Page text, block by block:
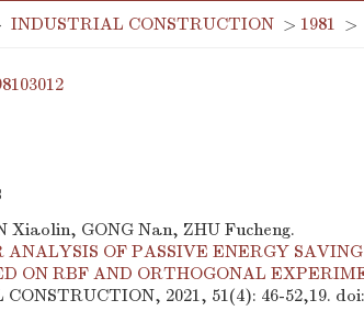
INDUSTRIAL CONSTRUCTION > 1981 >
Xiaolin, GONG Nan, ZHU Fucheng.
OF PASSIVE ENERGY
ON RBF AND ORTHOGONAL
2021, 51(4): 46-52,19. doi: